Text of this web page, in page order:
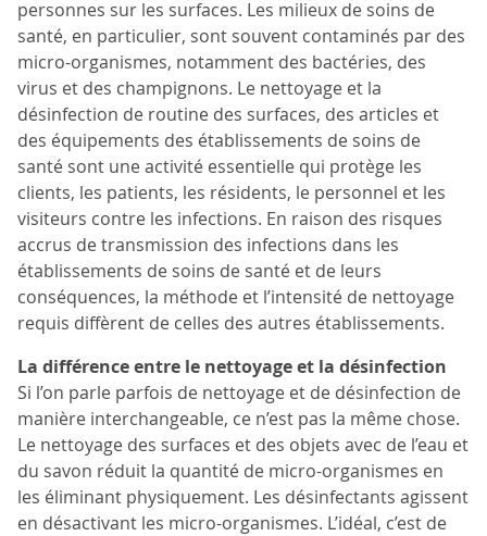
personnes sur les surfaces. Les milieux de soins de
santé, en particulier, sont souvent contaminés par des
micro-organismes, notamment des bactéries, des
virus et des champignons. Le nettoyage et la
désinfection de routine des surfaces, des articles et
des équipements des établissements de soins de
santé sont une activité essentielle qui protège les
clients, les patients, les résidents, le personnel et les
visiteurs contre les infections. En raison des risques
accrus de transmission des infections dans les
établissements de soins de santé et de leurs
conséquences, la méthode et l’intensité de nettoyage
requis diffèrent de celles des autres établissements.
La différence entre le nettoyage et la désinfection
Si l’on parle parfois de nettoyage et de désinfection de
manière interchangeable, ce n’est pas la même chose.
Le nettoyage des surfaces et des objets avec de l’eau et
du savon réduit la quantité de micro-organismes en
les éliminant physiquement. Les désinfectants agissent
en désactivant les micro-organismes. L’idéal, c’est de